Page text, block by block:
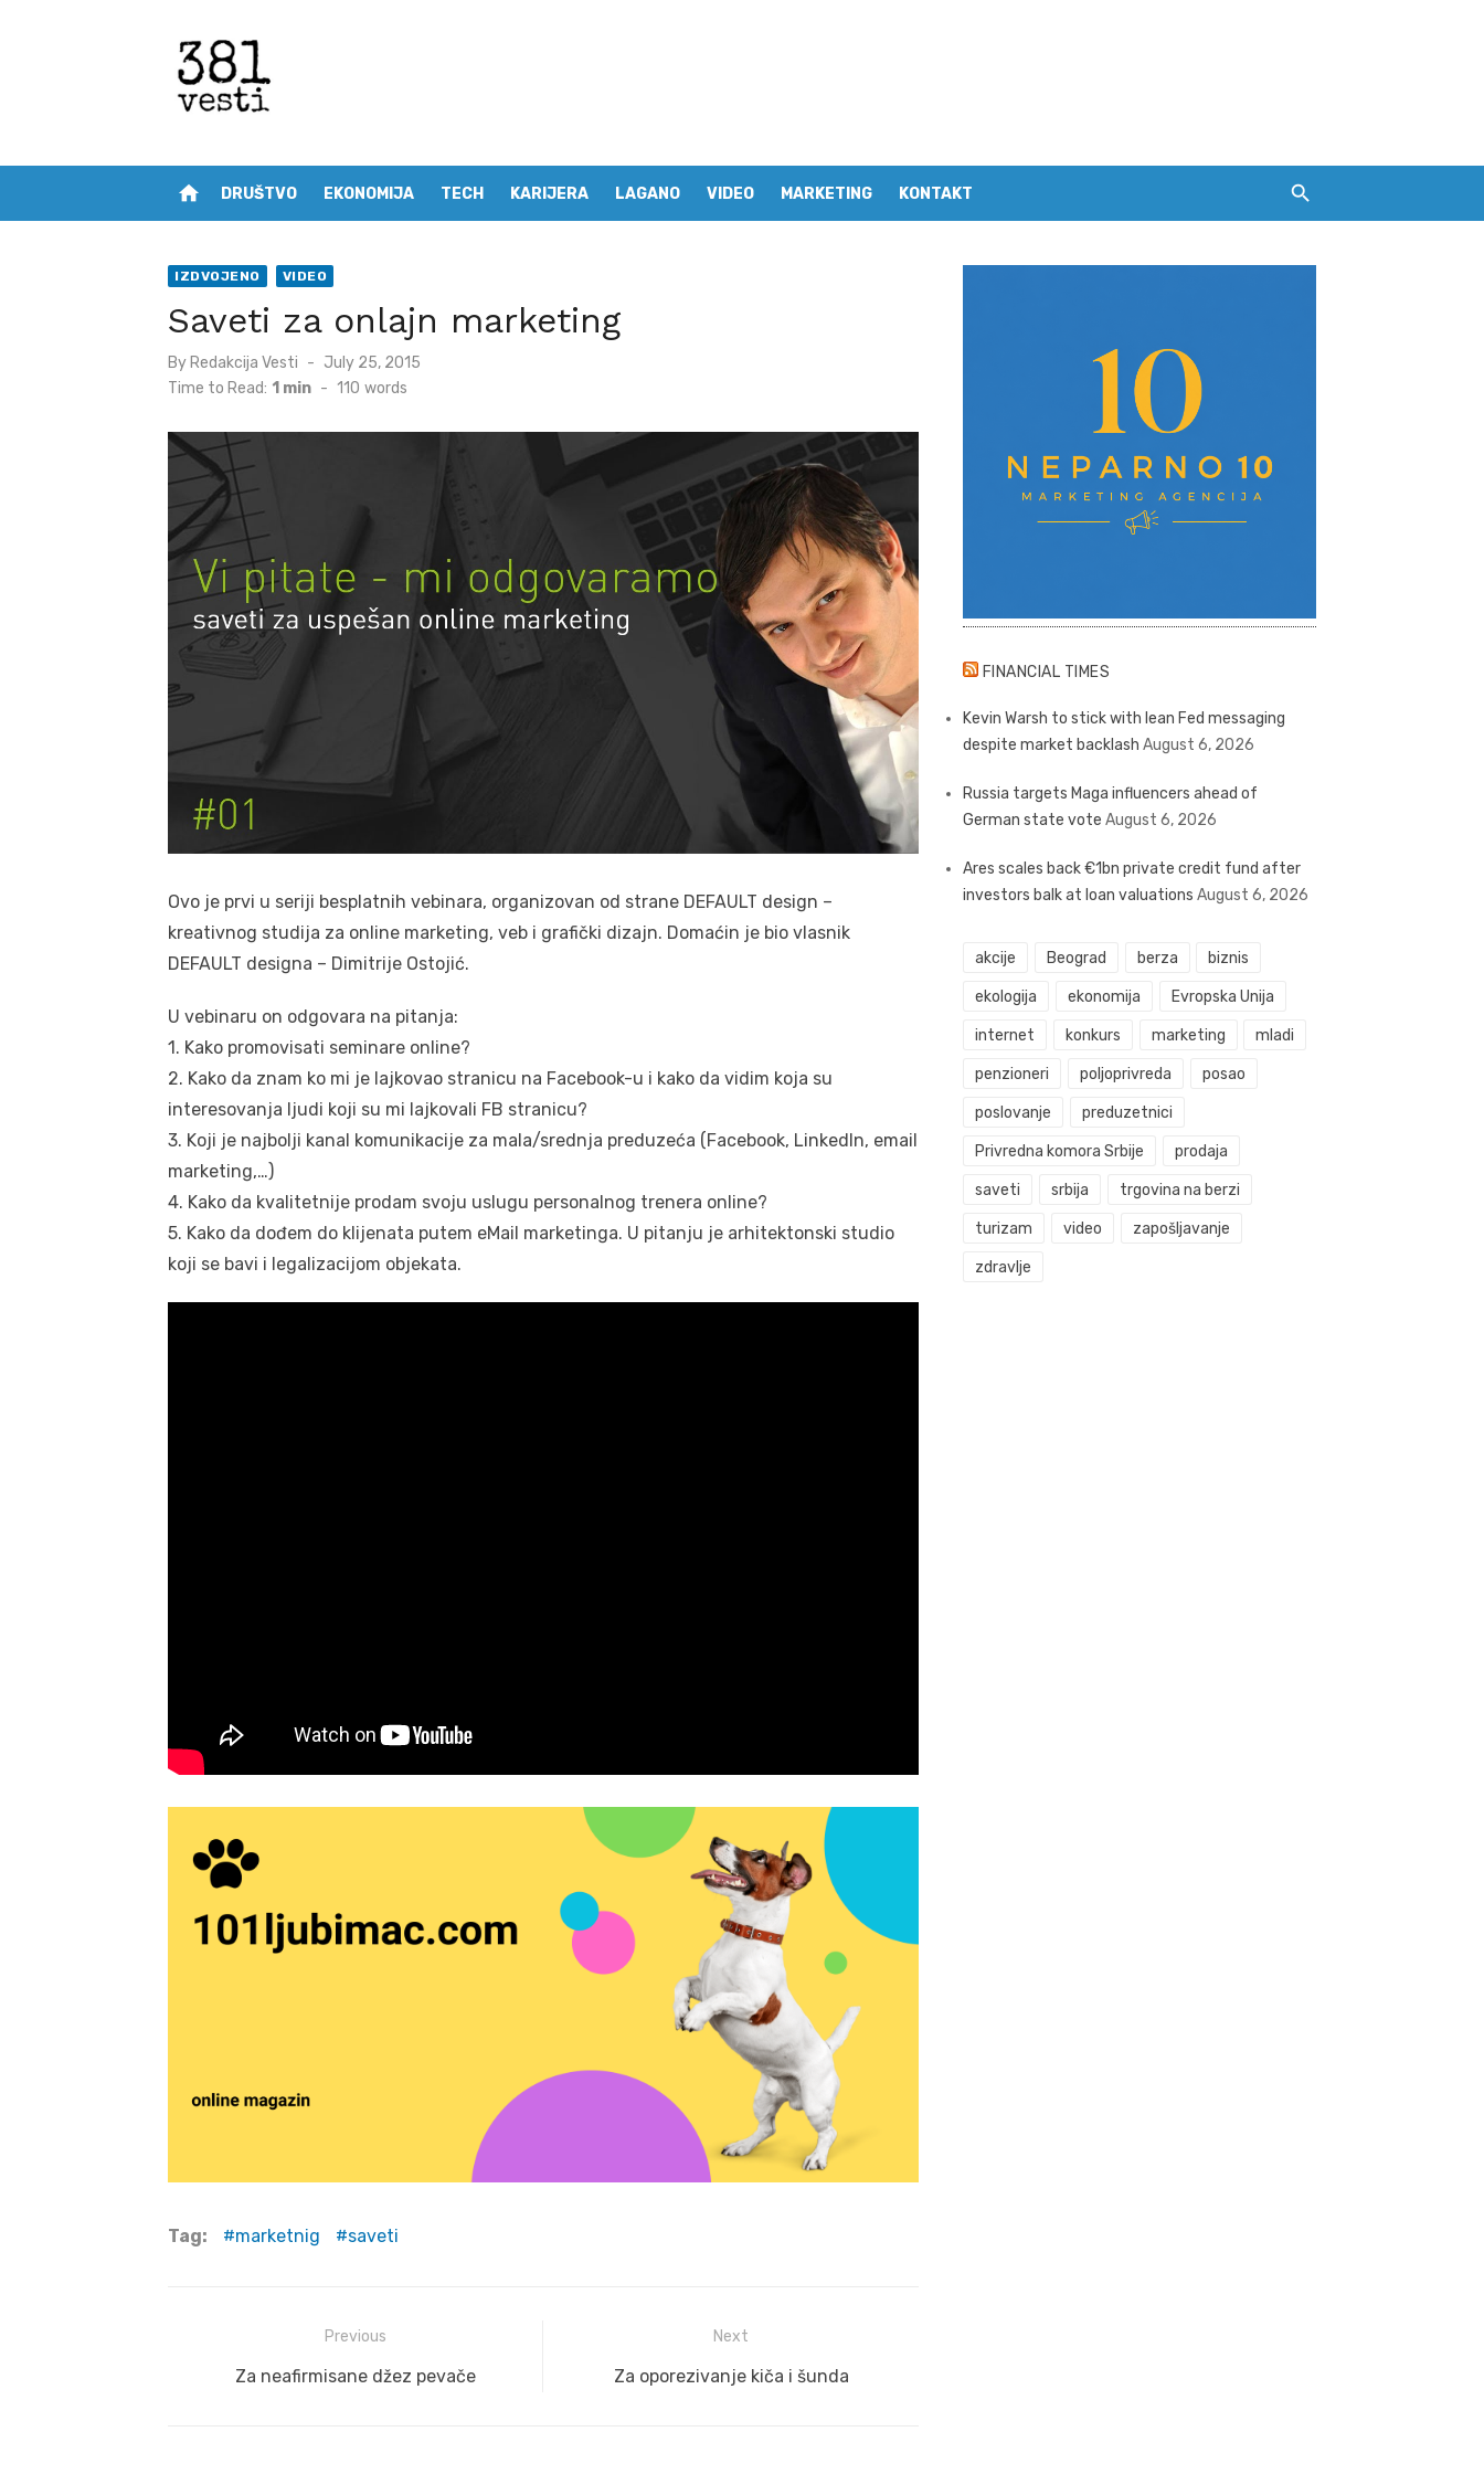
home DRUŠTVO EKONOMIJA TECH KARIJERA LAGANO VIDEO MARKETING KONTAKT
IZDVOJENO VIDEO
Saveti za onlajn marketing
By Redakcija Vesti
Posted
on
July 25, 2015
Time to Read: 1 min - 110 words
Ovo je prvi u seriji besplatnih vebinara, organizovan od strane DEFAULT design –
kreativnog studija za online marketing, veb i grafički dizajn. Domaćin je bio vlasnik
DEFAULT designa – Dimitrije Ostojić.
U vebinaru on odgovara na pitanja:
1. Kako promovisati seminare online?
2. Kako da znam ko mi je lajkovao stranicu na Facebook-u i kako da vidim koja su
interesovanja ljudi koji su mi lajkovali FB stranicu?
3. Koji je najbolji kanal komunikacije za mala/srednja preduzeća (Facebook, LinkedIn, email
marketing,…)
4. Kako da kvalitetnije prodam svoju uslugu personalnog trenera online?
5. Kako da dođem do klijenata putem eMail marketinga. U pitanju je arhitektonski studio
koji se bavi i legalizacijom objekata.
Tag: marketnig saveti
navigation
Previous
Previous
Za neafirmisane džez pevače
Next
Next
Za oporezivanje kiča i šunda
FINANCIAL TIMES
Kevin Warsh to stick with lean Fed messaging
despite market backlash August 6, 2026
Russia targets Maga influencers ahead of
German state vote August 6, 2026
Ares scales back €1bn private credit fund after
investors balk at loan valuations August 6, 2026
akcije Beograd berza biznis
ekologija ekonomija Evropska Unija
internet konkurs marketing mladi
penzioneri poljoprivreda posao
poslovanje preduzetnici
Privredna komora Srbije prodaja
saveti srbija trgovina na berzi
turizam video zapošljavanje
zdravlje